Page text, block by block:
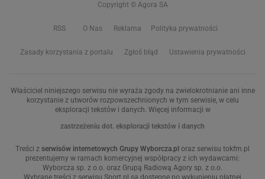
Copyright © Agora SA
RSS O Nas Reklama Polityka prywatności
Zasady korzystania z portalu Zgłoś błąd Ustawienia prywatności
Właściciel niniejszego serwisu nie wyraża zgody na zwielokrotnianie ani inne
korzystanie z utworów rozpowszechnionych w tym serwisie, w celu
eksploracji tekstów i danych. Więcej informacji w
zastrzeżeniu dot. eksploracji tekstów i danych
Treści z serwisów internetowych Grupy Wyborcza.pl oraz serwisu tokfm.pl
prezentujemy w ramach komercyjnej współpracy z ich wydawcami:
Wyborcza sp. z o.o. oraz Grupą Radiową Agory sp. z o.o.